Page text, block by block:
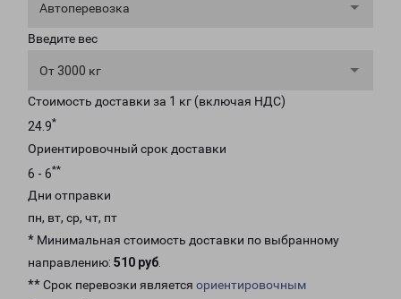
Автоперевозка
Введите вес
От 3000 кг
Стоимость доставки за 1 кг (включая НДС)
24.9*
Ориентировочный срок доставки
6 - 6**
Дни отправки
пн, вт, ср, чт, пт
* Минимальная стоимость доставки по выбранному
направлению: 510 руб.
** Срок перевозки является ориентировочным